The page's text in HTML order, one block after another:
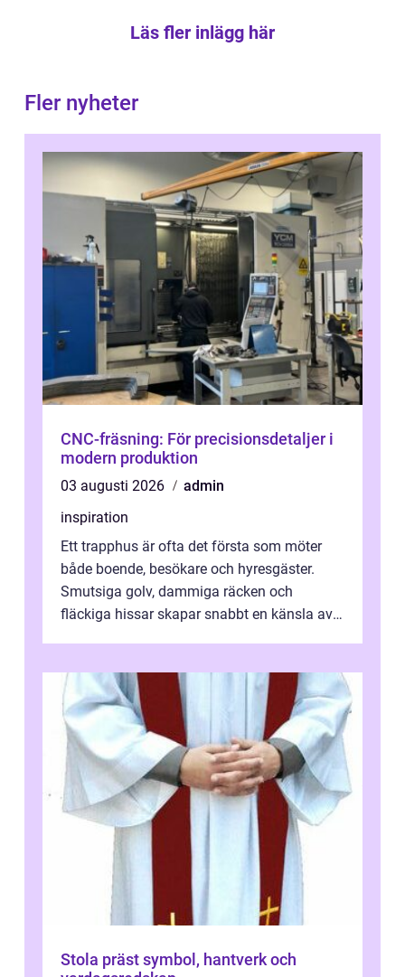
Läs fler inlägg här
Fler nyheter
CNC-fräsning: För precisionsdetaljer i
modern produktion
03 augusti 2026
admin
inspiration
Ett trapphus är ofta det första som möter
både boende, besökare och hyresgäster.
Smutsiga golv, dammiga räcken och
fläckiga hissar skapar snabbt en känsla av
Stola präst symbol, hantverk och